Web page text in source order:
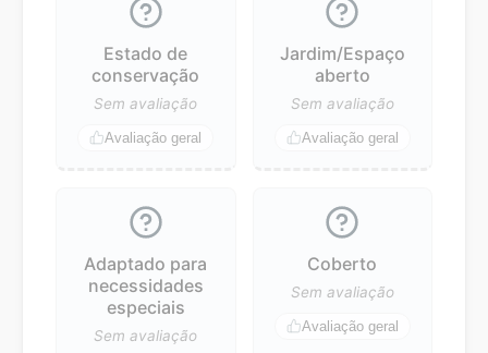
Estado de
conservação
Sem avaliação
Avaliação geral
Jardim/Espaço
aberto
Sem avaliação
Avaliação geral
Adaptado para
necessidades
especiais
Sem avaliação
Coberto
Sem avaliação
Avaliação geral